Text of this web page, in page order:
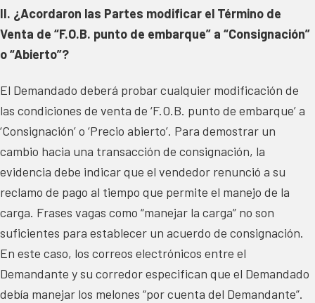
II. ¿Acordaron las Partes modificar el Término de
Venta de “F.O.B. punto de embarque” a “Consignación”
o “Abierto”?
El Demandado deberá probar cualquier modificación de
las condiciones de venta de ‘F.O.B. punto de embarque’ a
‘Consignación’ o ‘Precio abierto’. Para demostrar un
cambio hacia una transacción de consignación, la
evidencia debe indicar que el vendedor renunció a su
reclamo de pago al tiempo que permite el manejo de la
carga. Frases vagas como “manejar la carga” no son
suficientes para establecer un acuerdo de consignación.
En este caso, los correos electrónicos entre el
Demandante y su corredor especifican que el Demandado
debía manejar los melones “por cuenta del Demandante”.